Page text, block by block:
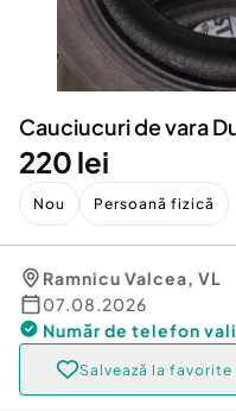
Servicii
Animale de companie
Afaceri și
Inchiriere Bunuri si
Utilaje agricole si
Piese auto si accesorii
Dacia Duster
Cauciucuri de vara
220 lei
Nou Persoană fizică
Ramnicu Valcea, VL
07.08.2026
Număr de telefon
Salvează la favorite